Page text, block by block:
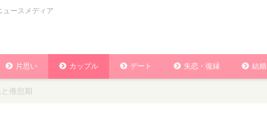
ュースメディア
片思い カップル デート 失恋・復縁 結婚
倦怠期